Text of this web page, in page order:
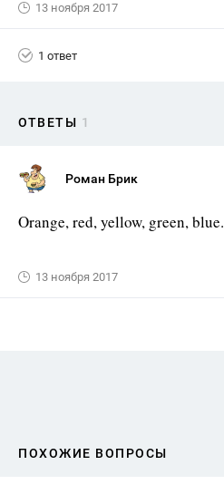
13 ноября 2017
1 ответ
ОТВЕТЫ 1
Роман Брик
Orange, red, yellow, green, blue.
13 ноября 2017
ПОХОЖИЕ ВОПРОСЫ